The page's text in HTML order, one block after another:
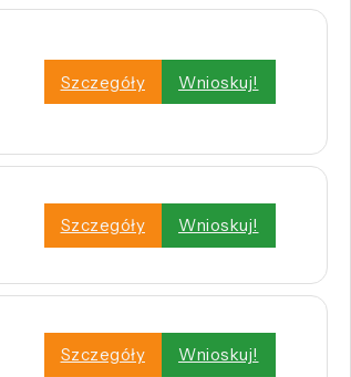
Szczegóły Wnioskuj!
Szczegóły Wnioskuj!
Szczegóły Wnioskuj!